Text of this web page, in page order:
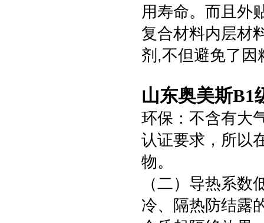
用寿命。而且外
复合材料内层材
剂,不但避免了因
山东奥美斯B1
环保：不含有大
认证要求，所以
物。
（二）导热系
冷、隔热防结露